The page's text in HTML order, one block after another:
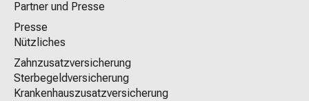
Partner und Presse
Presse
Nützliches
Zahnzusatzversicherung
Sterbegeldversicherung
Krankenhauszusatzversicherung